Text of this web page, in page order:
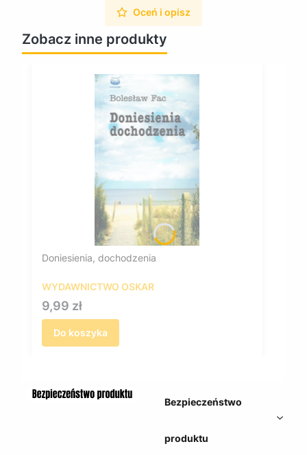
Oceń i opisz
Zobacz inne produkty
Doniesienia, dochodzenia
WYDAWNICTWO OSKAR
Cena
9,99 zł
Do koszyka
Bezpieczeństwo
produktu